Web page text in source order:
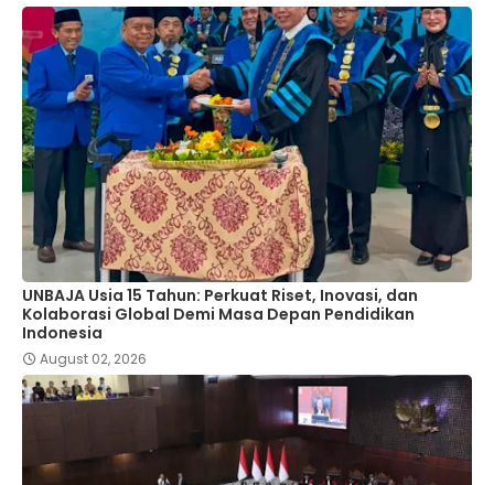
UNBAJA Usia 15 Tahun: Perkuat Riset, Inovasi, dan
Kolaborasi Global Demi Masa Depan Pendidikan
Indonesia
August 02, 2026